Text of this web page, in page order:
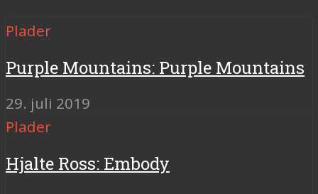
Plader
Purple Mountains: Purple Mountains
29. juli 2019
Plader
Hjalte Ross: Embody